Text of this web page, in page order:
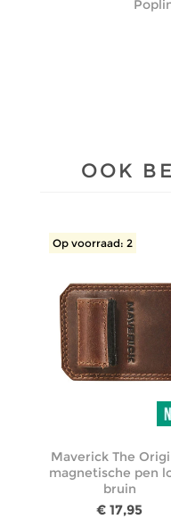
OOK
Op voorraad: 2
Maverick The
magnetische pen
bruin
€ 17,95